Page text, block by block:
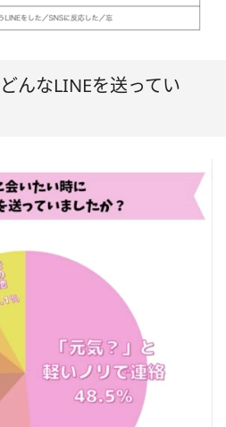
んなLINEを送ってい